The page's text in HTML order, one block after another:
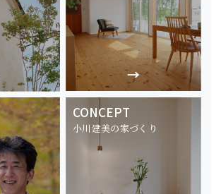
CONCEPT
小川建美の家づくり